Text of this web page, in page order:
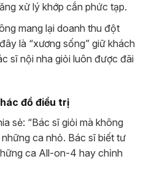
xử lý khớp cắn phức tạp.
mang lại doanh thu đột
là “xương sống” giữ khách
sĩ nội nha giỏi luôn được đãi
đồ điều trị
sẻ: “Bác sĩ giỏi mà không
ca nhỏ. Bác sĩ biết tư
ca All-on-4 hay chỉnh